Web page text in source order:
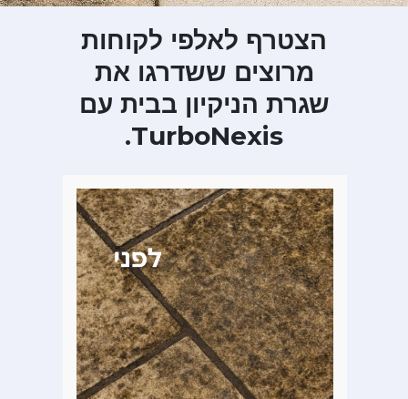
הצטרף לאלפי לקוחות
מרוצים ששדרגו את
שגרת הניקיון בבית עם
TurboNexis.